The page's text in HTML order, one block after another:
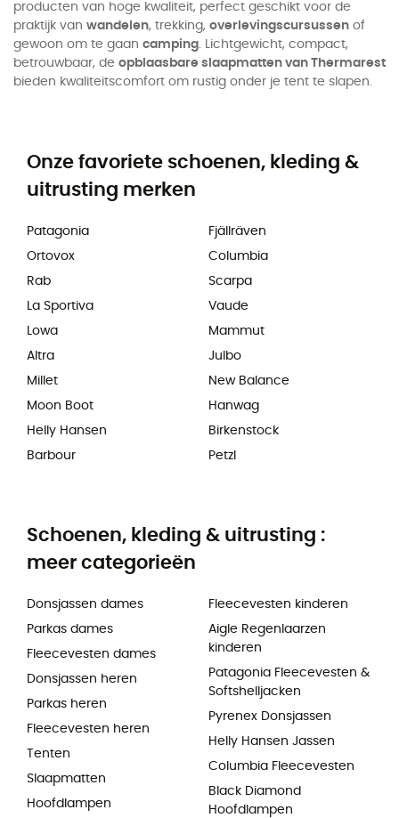
producten van hoge kwaliteit, perfect geschikt voor de
praktijk van wandelen, trekking, overlevingscursussen of
gewoon om te gaan camping. Lichtgewicht, compact,
betrouwbaar, de opblaasbare slaapmatten van Thermarest
bieden kwaliteitscomfort om rustig onder je tent te slapen.
Onze favoriete schoenen, kleding &
uitrusting merken
Patagonia
Ortovox
Rab
La Sportiva
Lowa
Altra
Millet
Moon Boot
Helly Hansen
Barbour
Fjällräven
Columbia
Scarpa
Vaude
Mammut
Julbo
New Balance
Hanwag
Birkenstock
Petzl
Schoenen, kleding & uitrusting :
meer categorieën
Donsjassen dames
Parkas dames
Fleecevesten dames
Donsjassen heren
Parkas heren
Fleecevesten heren
Tenten
Slaapmatten
Hoofdlampen
Fleecevesten kinderen
Aigle Regenlaarzen
kinderen
Patagonia Fleecevesten &
Softshelljacken
Pyrenex Donsjassen
Helly Hansen Jassen
Columbia Fleecevesten
Black Diamond
Hoofdlampen